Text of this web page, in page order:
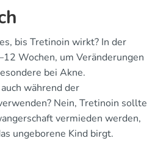
bis Tretinoin wirkt? In der
Wochen, um Veränderungen
bei Akne.
während der
Nein, Tretinoin sollte
vermieden werden,
ungeborene Kind birgt.